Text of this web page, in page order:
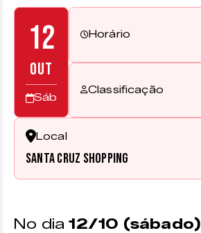
12
OUT
Sáb
Horário
Classificação
Local
Santa Cruz Shopping
No dia12/10 (sábado)